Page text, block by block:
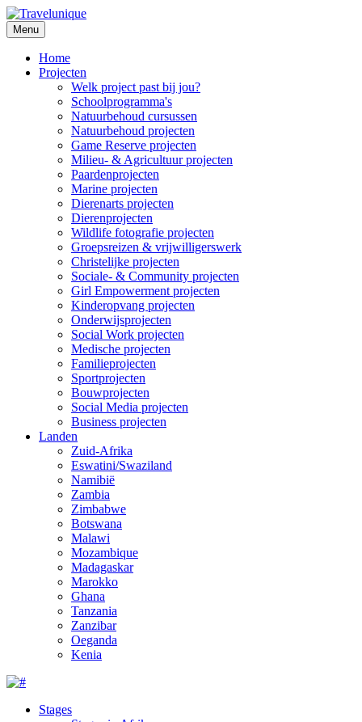
Menu
Home
Projecten
Welk project past bij jou?
Schoolprogramma's
Natuurbehoud cursussen
Natuurbehoud projecten
Game Reserve projecten
Milieu- & Agricultuur projecten
Paardenprojecten
Marine projecten
Dierenarts projecten
Dierenprojecten
Wildlife fotografie projecten
Groepsreizen & vrijwilligerswerk
Christelijke projecten
Sociale- & Community projecten
Girl Empowerment projecten
Kinderopvang projecten
Onderwijsprojecten
Social Work projecten
Medische projecten
Familieprojecten
Sportprojecten
Bouwprojecten
Social Media projecten
Business projecten
Landen
Zuid-Afrika
Eswatini/Swaziland
Namibië
Zambia
Zimbabwe
Botswana
Malawi
Mozambique
Madagaskar
Marokko
Ghana
Tanzania
Zanzibar
Oeganda
Kenia
Stages